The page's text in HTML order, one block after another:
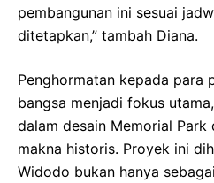
pembangunan ini sesuai
ditetapkan,” tambah Diana.
Penghormatan kepada para
bangsa menjadi fokus
dalam desain Memorial Park
makna historis. Proyek ini
Widodo bukan hanya